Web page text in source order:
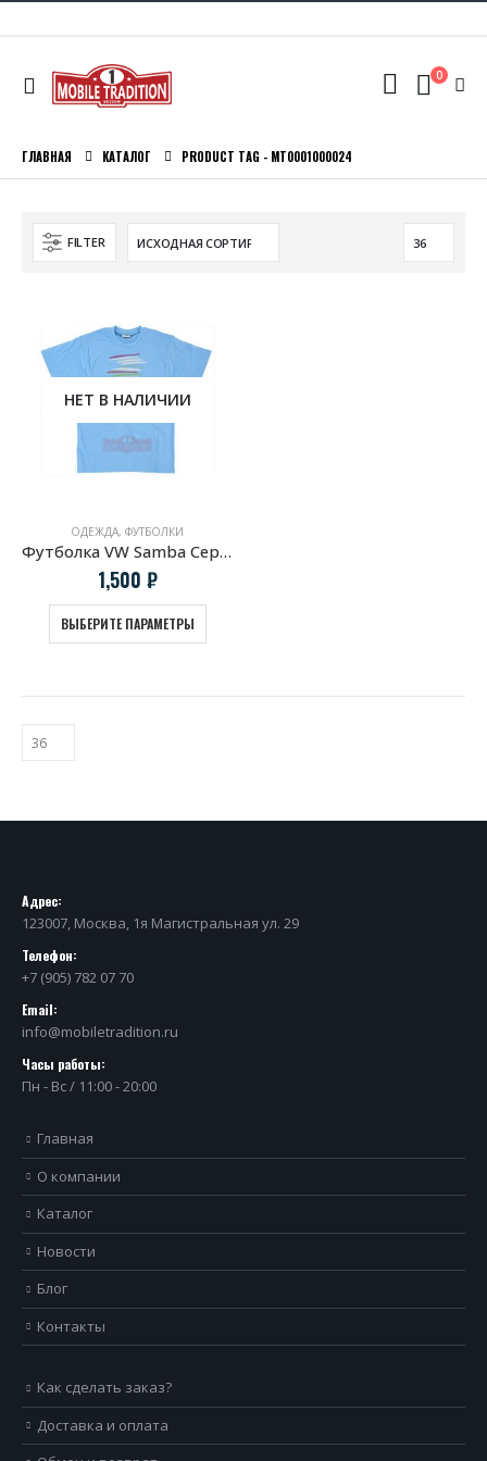
0
ГЛАВНАЯ КАТАЛОГ PRODUCT TAG - MT0001000024
FILTER
НЕТ В НАЛИЧИИ
ОДЕЖДА, ФУТБОЛКИ
Футболка VW Samba Серфинг
1,500 ₽
ВЫБЕРИТЕ ПАРАМЕТРЫ
Адрес:
123007, Москва, 1я Магистральная ул. 29
Телефон:
+7 (905) 782 07 70
Email:
info@mobiletradition.ru
Часы работы:
Пн - Вс / 11:00 - 20:00
Главная
О компании
Каталог
Новости
Блог
Контакты
Как сделать заказ?
Доставка и оплата